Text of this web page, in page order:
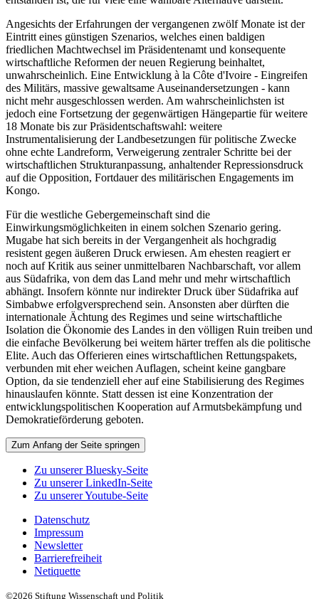
Angesichts der Erfahrungen der vergangenen zwölf Monate ist der
Eintritt eines günstigen Szenarios, welches einen baldigen
friedlichen Machtwechsel im Präsidentenamt und konsequente
wirtschaftliche Reformen der neuen Regierung beinhaltet,
unwahrscheinlich. Eine Entwicklung à la Côte d'Ivoire - Eingreifen
des Militärs, massive gewaltsame Auseinandersetzungen - kann
nicht mehr ausgeschlossen werden. Am wahrscheinlichsten ist
jedoch eine Fortsetzung der gegenwärtigen Hängepartie für weitere
18 Monate bis zur Präsidentschaftswahl: weitere
Instrumentalisierung der Landbesetzungen für politische Zwecke
ohne echte Landreform, Verweigerung zentraler Schritte bei der
wirtschaftlichen Strukturanpassung, anhaltender Repressionsdruck
auf die Opposition, Fortdauer des militärischen Engagements im
Kongo.
Für die westliche Gebergemeinschaft sind die
Einwirkungsmöglichkeiten in einem solchen Szenario gering.
Mugabe hat sich bereits in der Vergangenheit als hochgradig
resistent gegen äußeren Druck erwiesen. Am ehesten reagiert er
noch auf Kritik aus seiner unmittelbaren Nachbarschaft, vor allem
aus Südafrika, von dem das Land mehr und mehr wirtschaftlich
abhängt. Insofern könnte nur indirekter Druck über Südafrika auf
Simbabwe erfolgversprechend sein. Ansonsten aber dürften die
internationale Ächtung des Regimes und seine wirtschaftliche
Isolation die Ökonomie des Landes in den völligen Ruin treiben und
die einfache Bevölkerung bei weitem härter treffen als die politische
Elite. Auch das Offerieren eines wirtschaftlichen Rettungspakets,
verbunden mit eher weichen Auflagen, scheint keine gangbare
Option, da sie tendenziell eher auf eine Stabilisierung des Regimes
hinauslaufen könnte. Statt dessen ist eine Konzentration der
entwicklungspolitischen Kooperation auf Armutsbekämpfung und
Demokratieförderung geboten.
Zum Anfang der Seite springen
Zu unserer Bluesky-Seite
Zu unserer LinkedIn-Seite
Zu unserer Youtube-Seite
Datenschutz
Impressum
Newsletter
Barrierefreiheit
Netiquette
©2026 Stiftung Wissenschaft und Politik